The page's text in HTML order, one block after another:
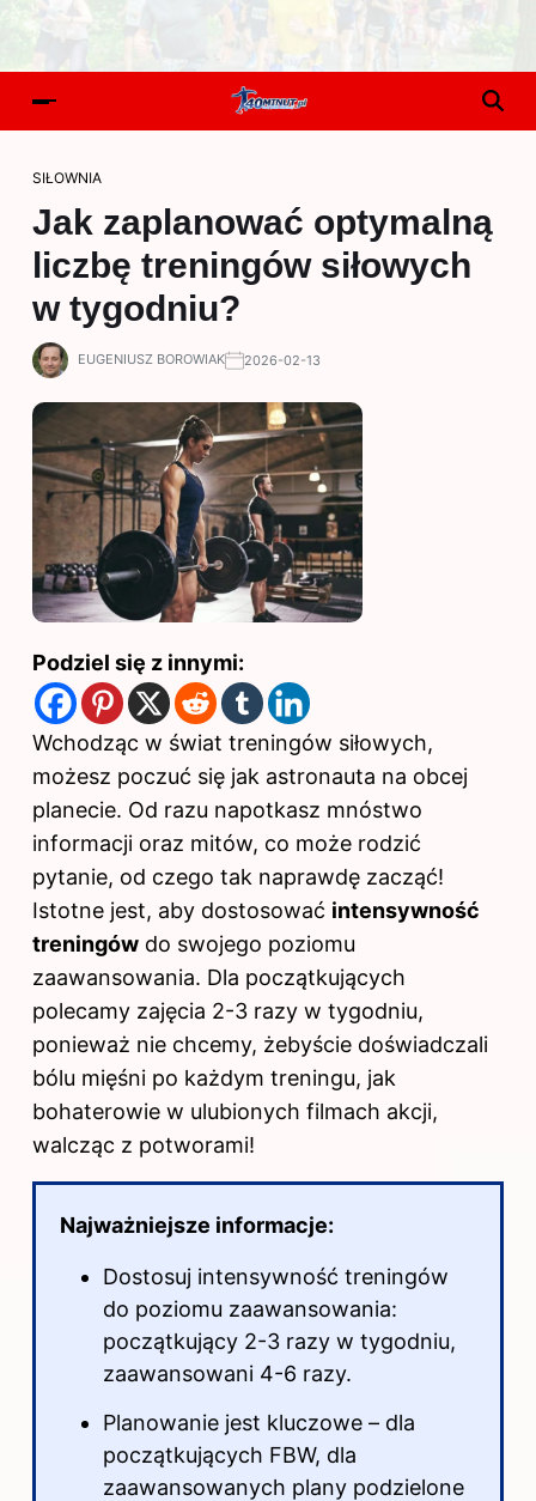
SIŁOWNIA
Jak zaplanować optymalną
liczbę treningów siłowych
w tygodniu?
EUGENIUSZ BOROWIAK 2026-02-13
Podziel się z innymi:
Wchodząc w świat treningów siłowych,
możesz poczuć się jak astronauta na obcej
planecie. Od razu napotkasz mnóstwo
informacji oraz mitów, co może rodzić
pytanie, od czego tak naprawdę zacząć!
Istotne jest, aby dostosować intensywność
treningów do swojego poziomu
zaawansowania. Dla początkujących
polecamy zajęcia 2-3 razy w tygodniu,
ponieważ nie chcemy, żebyście doświadczali
bólu mięśni po każdym treningu, jak
bohaterowie w ulubionych filmach akcji,
walcząc z potworami!
Najważniejsze informacje:
Dostosuj intensywność treningów
do poziomu zaawansowania:
początkujący 2-3 razy w tygodniu,
zaawansowani 4-6 razy.
Planowanie jest kluczowe – dla
początkujących FBW, dla
zaawansowanych plany podzielone